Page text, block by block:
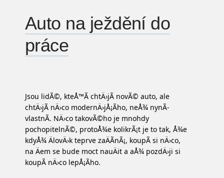
Auto na ježdění do
práce
Jsou lidÃ©, kteÅ™Ã­ chtÄ›jÃ­ novÃ© auto, ale
chtÄ›jÃ­ nÄ›co modernÄ›jÅ¡Ã­ho, neÅ¾ nynÃ­
vlastnÃ­. NÄ›co takovÃ©ho je mnohdy
pochopitelnÃ©, protoÅ¾e kolikrÃ¡t je to tak, Å¾e
kdyÅ¾ ÄlovÄ›k teprve zaÄÃ­nÃ¡, koupÃ­ si nÄ›co,
na Äem se bude moct nauÄit a aÅ¾ pozdÄ›ji si
koupÃ­ nÄ›co lepÅ¡Ã­ho.